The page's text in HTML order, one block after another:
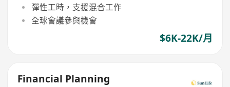
彈性工時，支援混合工作
全球會議參與機會
$6K-22K/月
Financial Planning